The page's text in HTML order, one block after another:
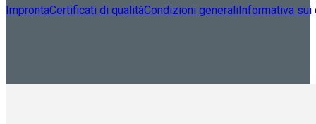
ImprontaCertificati di qualitàCondizioni generaliInformativa sui